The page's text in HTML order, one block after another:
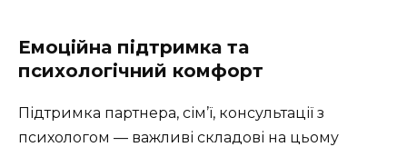
Емоційна підтримка та
психологічний комфорт
Підтримка партнера, сім’ї, консультації з
психологом — важливі складові на цьому